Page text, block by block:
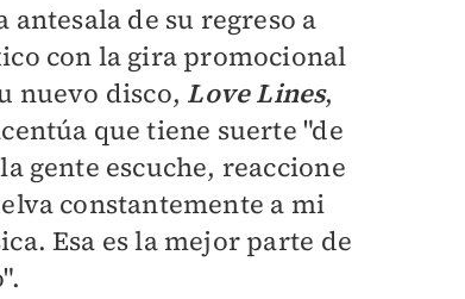
antesala de su regreso a
con la gira promocional
nuevo disco, Love Lines,
que tiene suerte "de
gente escuche, reaccione
constantemente a mi
Esa es la mejor parte de